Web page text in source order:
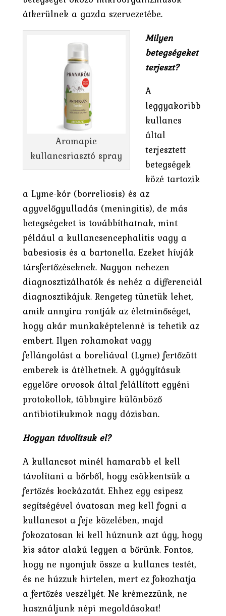
átkerülnek a gazda szervezetébe.
Aromapic
kullancsriasztó spray
Milyen
betegségeket
terjeszt?
A
leggyakoribb
kullancs
által
terjesztett
betegségek
közé tartozik
a Lyme-kór (borreliosis) és az
agyvelőgyulladás (meningitis), de más
betegségeket is továbbíthatnak, mint
például a kullancsencephalitis vagy a
babesiosis és a bartonella. Ezeket hívják
társfertőzéseknek. Nagyon nehezen
diagnosztizálhatók és nehéz a differenciál
diagnosztikájuk. Rengeteg tünetük lehet,
amik annyira rontják az életminőséget,
hogy akár munkaképtelenné is tehetik az
embert. Ilyen rohamokat vagy
fellángolást a boreliával (Lyme) fertőzött
emberek is átélhetnek. A gyógyításuk
egyelőre orvosok által felállított egyéni
protokollok, többnyire különböző
antibiotikukmok nagy dózisban.
Hogyan távolítsuk el?
A kullancsot minél hamarabb el kell
távolítani a bőrből, hogy csökkentsük a
fertőzés kockázatát. Ehhez egy csipesz
segítségével óvatosan meg kell fogni a
kullancsot a feje közelében, majd
fokozatosan ki kell húznunk azt úgy, hogy
kis sátor alakú legyen a bőrünk. Fontos,
hogy ne nyomjuk össze a kullancs testét,
és ne húzzuk hirtelen, mert ez fokozhatja
a fertőzés veszélyét. Ne krémezzünk, ne
használjunk népi megoldásokat!